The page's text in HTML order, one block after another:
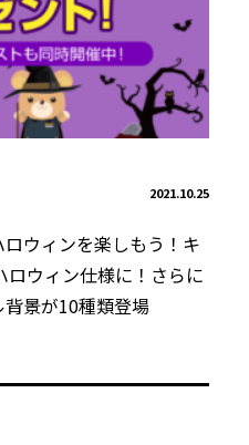
2021.10.25
ウィンを楽しもう！キ
ウィン仕様に！さらに
景が10種類登場